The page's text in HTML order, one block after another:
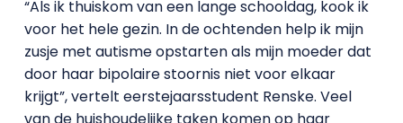
“Als ik thuiskom van een lange schooldag, kook ik
voor het hele gezin. In de ochtenden help ik mijn
zusje met autisme opstarten als mijn moeder dat
door haar bipolaire stoornis niet voor elkaar
krijgt”, vertelt eerstejaarsstudent Renske. Veel
van de huishoudelijke taken komen op haar